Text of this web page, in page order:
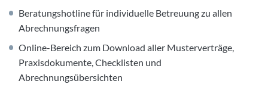
Beratungshotline für individuelle Betreuung zu allen
Abrechnungsfragen
Online-Bereich zum Download aller Musterverträge,
Praxisdokumente, Checklisten und
Abrechnungsübersichten